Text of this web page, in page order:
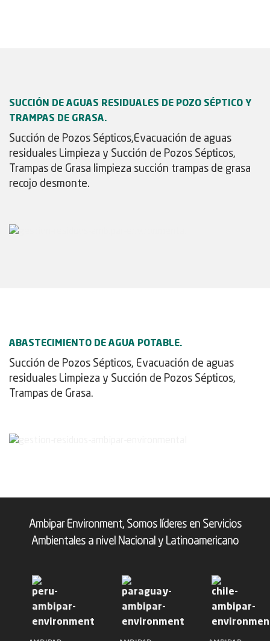
SUCCIÓN DE AGUAS RESIDUALES DE POZO SÉPTICO Y
TRAMPAS DE GRASA.
Succión de Pozos Sépticos,Evacuación de aguas
residuales Limpieza y Succión de Pozos Sépticos,
Trampas de Grasa limpieza succión trampas de grasa
recojo desmonte.
ABASTECIMIENTO DE AGUA POTABLE.
Succión de Pozos Sépticos, Evacuación de aguas
residuales Limpieza y Succión de Pozos Sépticos,
Trampas de Grasa.
Ambipar Environment, Somos líderes en Servicios
Ambientales a nivel Nacional y Latinoamericano